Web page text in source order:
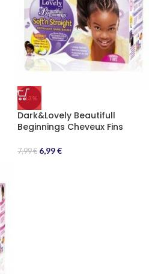
-13%
Dark&Lovely Beautifull
Beginnings Cheveux Fins
7,99€ 6,99€